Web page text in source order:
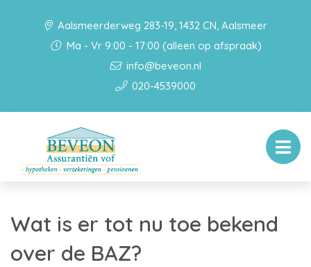
Aalsmeerderweg 283-19, 1432 CN, Aalsmeer
Ma - Vr 9:00 - 17:00 (alleen op afspraak)
info@beveon.nl
020-4539000
Wat is er tot nu toe bekend
over de BAZ?